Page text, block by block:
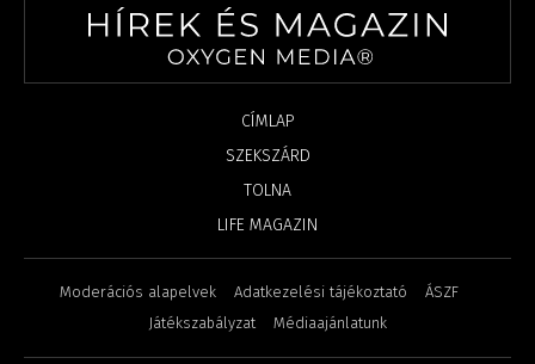
CÍMLAP
SZEKSZÁRD
TOLNA
LIFE MAGAZIN
Moderációs alapelvek Adatkezelési tájékoztató
ÁSZF
Játékszabályzat
Médiaajánlatunk